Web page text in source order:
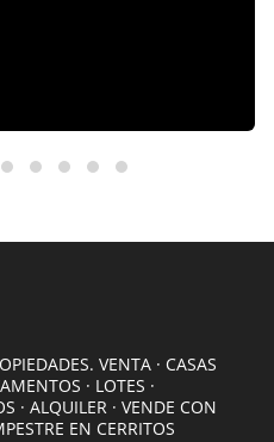
VENTA · CASAS
· LOTES ·
· ALQUILER · VENDE CON
EN CERRITOS